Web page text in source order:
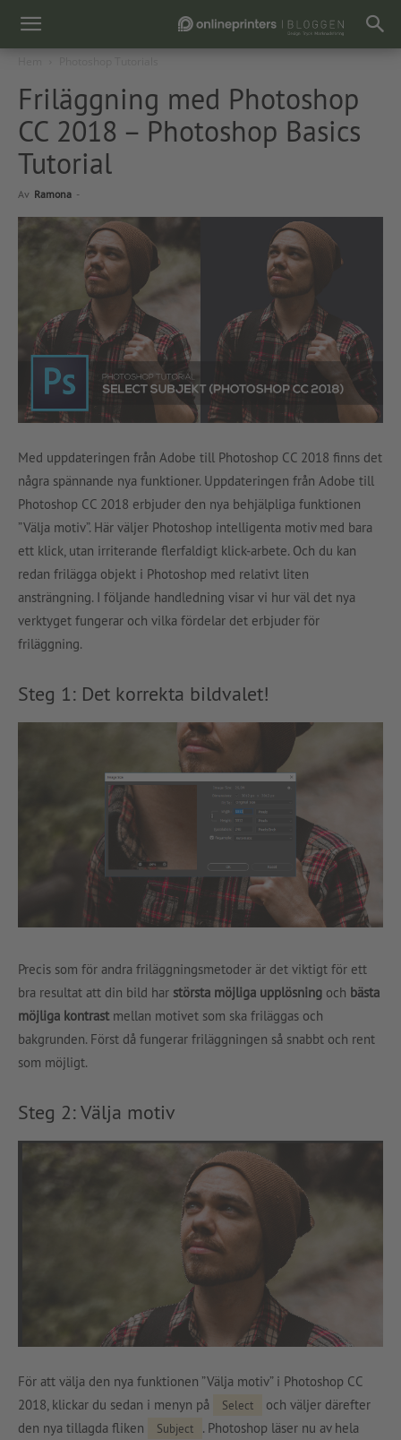
Friläggning med Photoshop
CC 2018 – Photoshop Basics
Tutorial
Av Ramona -
Med uppdateringen från Adobe till Photoshop CC 2018 finns det
några spännande nya funktioner. Uppdateringen från Adobe till
Photoshop CC 2018 erbjuder den nya behjälpliga funktionen
”Välja motiv”. Här väljer Photoshop intelligenta motiv med bara
ett klick, utan irriterande flerfaldigt klick-arbete. Och du kan
redan frilägga objekt i Photoshop med relativt liten
ansträngning. I följande handledning visar vi hur väl det nya
verktyget fungerar och vilka fördelar det erbjuder för
friläggning.
Steg 1: Det korrekta bildvalet!
Precis som för andra friläggningsmetoder är det viktigt för ett
bra resultat att din bild har största möjliga upplösning och bästa
möjliga kontrast mellan motivet som ska friläggas och
bakgrunden. Först då fungerar friläggningen så snabbt och rent
som möjligt.
Steg 2: Välja motiv
För att välja den nya funktionen ”Välja motiv” i Photoshop CC
2018, klickar du sedan i menyn på
Select
och väljer därefter
den nya tillagda fliken
Subject
. Photoshop läser nu av hela